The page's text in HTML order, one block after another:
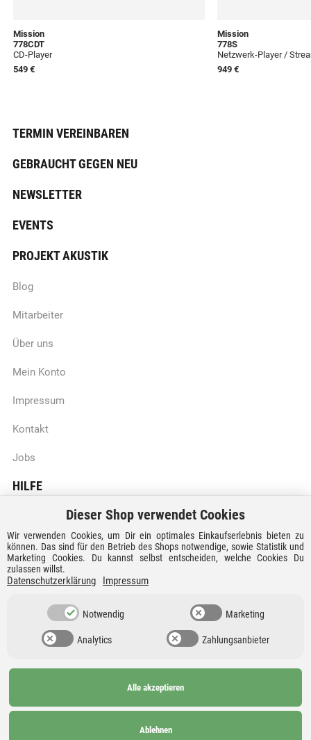
Mission
778CDT
CD-Player
549 €
Mission
778S
Netzwerk-Player /
949 €
TERMIN VEREINBAREN
GEBRAUCHT GEGEN NEU
NEWSLETTER
EVENTS
PROJEKT AKUSTIK
Blog
Mitarbeiter
Über uns
Mein Konto
Impressum
Kontakt
Jobs
HILFE
Batteriegesetzhinweise
Vertrag widerrufen
Versandkosten und Lieferzeiten
Zahlungsarten
Widerrufsrecht
Datenschutz
versandkostenfrei nach
Dieser Shop verwendet Cookies
Wir verwenden Cookies, um Dir ein optimales Einkaufserlebnis bieten zu
können. Das sind für den Betrieb des Shops notwendige, sowie Statistik und
Marketing Cookies. Du kannst selbst entscheiden, welche Cookies Du
zulassen willst.
Datenschutzerklärung Impressum
Notwendig Marketing
Analytics Zahlungsanbieter
Alle akzeptieren
Ablehnen